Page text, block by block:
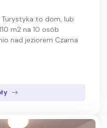
Turystyka to dom, lub
m2 na 10 osób
nad jeziorem Czarna